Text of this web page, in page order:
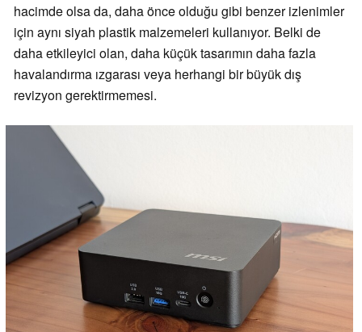
hacimde olsa da, daha önce olduğu gibi benzer izlenimler
için aynı siyah plastik malzemeleri kullanıyor. Belki de
daha etkileyici olan, daha küçük tasarımın daha fazla
havalandırma ızgarası veya herhangi bir büyük dış
revizyon gerektirmemesi.